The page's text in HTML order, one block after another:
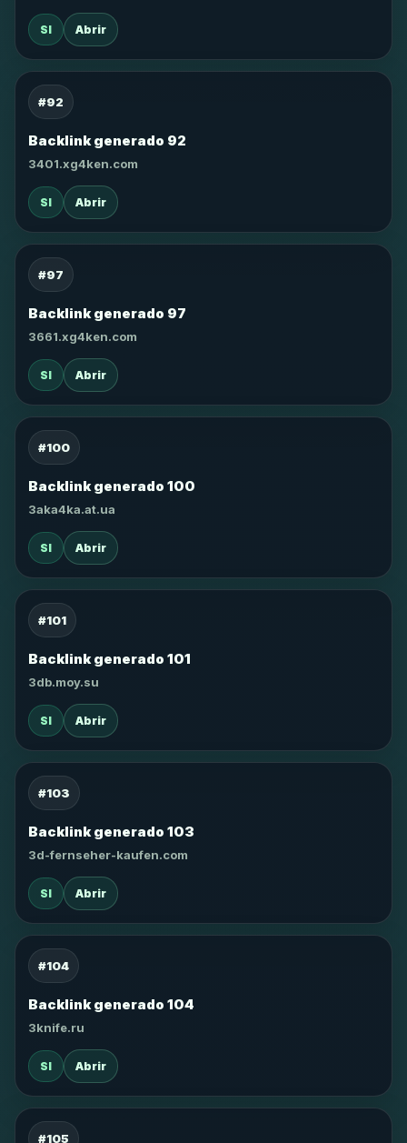
SI Abrir
#92
Backlink generado 92
3401.xg4ken.com
SI Abrir
#97
Backlink generado 97
3661.xg4ken.com
SI Abrir
#100
Backlink generado 100
3aka4ka.at.ua
SI Abrir
#101
Backlink generado 101
3db.moy.su
SI Abrir
#103
Backlink generado 103
3d-fernseher-kaufen.com
SI Abrir
#104
Backlink generado 104
3knife.ru
SI Abrir
#105